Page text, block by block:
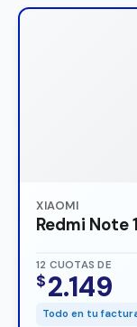
XIAOMI
Redmi Note
12 CUOTAS DE
$2.149
Todo en tu